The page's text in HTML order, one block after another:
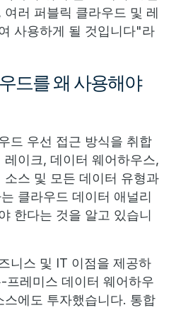
러 퍼블릭 클라우드 및 레
사용하게 될 것입니다"라
드를 왜 사용해야
드 우선 접근 방식을 취합
이크, 데이터 웨어하우스,
스 및 모든 데이터 유형과
클라우드 데이터 애널리
한다는 것을 알고 있습니
니스 및 IT 이점을 제공하
프레미스 데이터 웨어하우
에도 투자했습니다. 통합